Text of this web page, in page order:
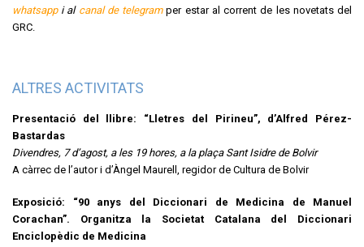
whatsappi al canal de telegramper estar al corrent de les novetats del
GRC.
ALTRES ACTIVITATS
Presentació del llibre: “Lletres del Pirineu”, d’Alfred Pérez-
Bastardas
Divendres, 7 d’agost, a les 19 hores, a la plaça Sant Isidre de Bolvir
A càrrec de l’autor i d’Àngel Maurell, regidor de Cultura de Bolvir
Exposició: “90 anys del Diccionari de Medicina de Manuel
Corachan”. Organitza la Societat Catalana del Diccionari
Enciclopèdic de Medicina